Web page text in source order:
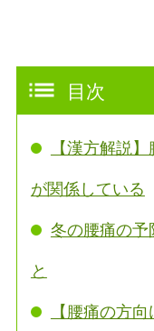
目次
【漢方解説
が関係している
冬の腰痛の予
と
【腰痛の方